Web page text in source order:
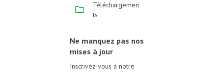
Téléchargemen
ts
Ne manquez pas nos
mises à jour
Inscrivez-vous à notre